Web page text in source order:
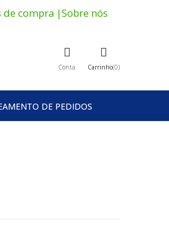
de compra |Sobre nós
Conta Carrinho 0
DE PEDIDOS